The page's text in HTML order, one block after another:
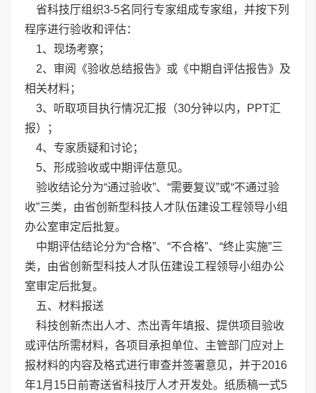
省科技厅组织3-5名同行专家组成专家组，并按下列
程序进行验收和评估：
1、现场考察；
2、审阅《验收总结报告》或《中期自评估报告》及
相关材料；
3、听取项目执行情况汇报（30分钟以内，PPT汇
报）；
4、专家质疑和讨论；
5、形成验收或中期评估意见。
验收结论分为“通过验收”、“需要复议”或“不通过验
收”三类，由省创新型科技人才队伍建设工程领导小组
办公室审定后批复。
中期评估结论分为“合格”、“不合格”、“终止实施”三
类，由省创新型科技人才队伍建设工程领导小组办公
室审定后批复。
五、材料报送
科技创新杰出人才、杰出青年填报、提供项目验收
或评估所需材料，各项目承担单位、主管部门应对上
报材料的内容及格式进行审查并签署意见，并于2016
年1月15日前寄送省科技厅人才开发处。纸质稿一式5